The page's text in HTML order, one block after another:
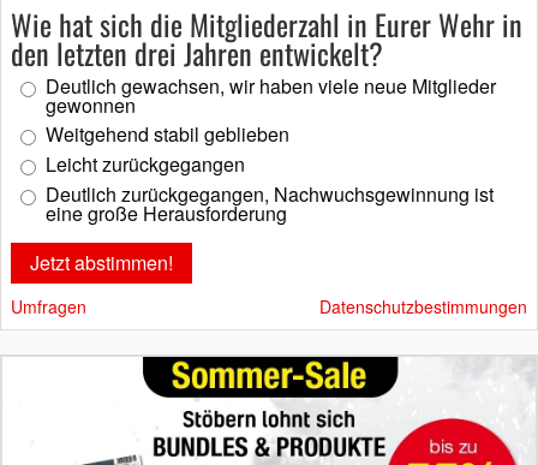
Wie hat sich die Mitgliederzahl in Eurer Wehr in
den letzten drei Jahren entwickelt?
Deutlich gewachsen, wir haben viele neue Mitglieder
gewonnen
Weitgehend stabil geblieben
Leicht zurückgegangen
Deutlich zurückgegangen, Nachwuchsgewinnung ist
eine große Herausforderung
Umfragen Datenschutzbestimmungen